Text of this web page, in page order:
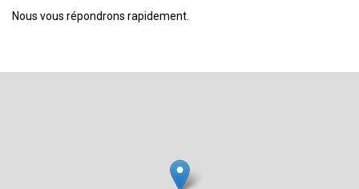
Nous vous répondrons rapidement.